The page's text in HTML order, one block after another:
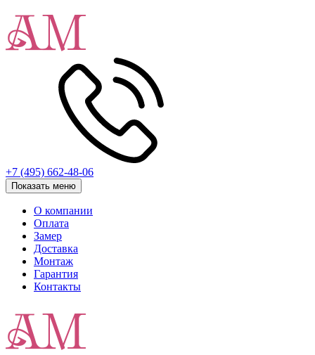
+7 (495) 662-48-06
Показать меню
О компании
Оплата
Замер
Доставка
Монтаж
Гарантия
Контакты